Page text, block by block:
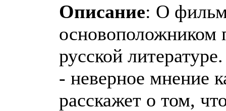
Описание: О
основоположником
русской
- неверное мнение
расскажет о том,